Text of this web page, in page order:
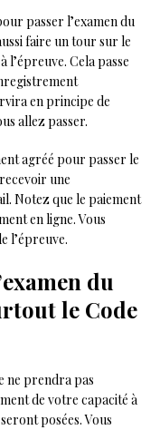
passer l’examen du
faire un tour sur le
l’épreuve. Cela passe
en principe de
allez passer.
agréé pour passer le
une
Notez que le paiement
en ligne. Vous
l’épreuve.
du
le Code
ne prendra pas
de votre capacité à
posées. Vous